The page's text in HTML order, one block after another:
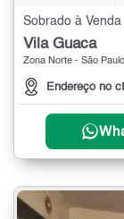
Sobrado à
Vila Guaca
Zona Norte - São Paulo
Endereço no